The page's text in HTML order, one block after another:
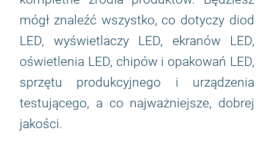
mógł znaleźć wszystko, co dotyczy diod
LED, wyświetlaczy LED, ekranów LED,
oświetlenia LED, chipów i opakowań LED,
sprzętu produkcyjnego i urządzenia
testującego, a co najważniejsze, dobrej
jakości.